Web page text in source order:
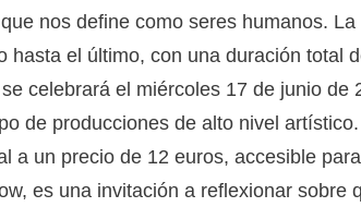
nos define como seres humanos.
hasta el último, con una duración
celebrará el miércoles 17 de junio
de producciones de alto nivel
a un precio de 12 euros, accesible
es una invitación a reflexionar